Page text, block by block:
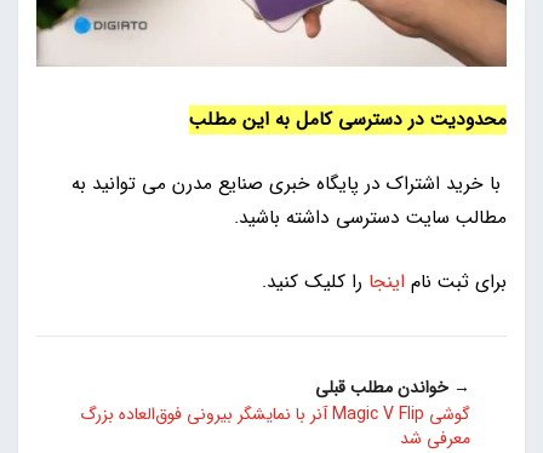
محدودیت در دسترسی کامل به این مطلب
با خرید اشتراک در پایگاه خبری صنایع مدرن می توانید به
مطالب سایت دسترسی داشته باشید.
برای ثبت نام اینجا را کلیک کنید.
→ خواندن مطلب قبلی
گوشی Magic V Flip آنر با نمایشگر بیرونی فوق‌العاده بزرگ
معرفی شد